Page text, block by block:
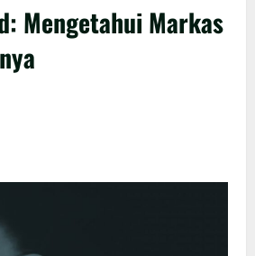
Mengetahui Markas